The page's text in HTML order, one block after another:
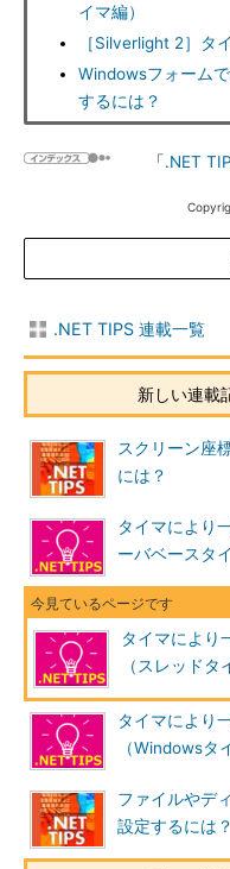
イマ編）
［Silverlight 2］タ
Windowsフォーム
するには？
「.NET
.NET TIPS 連載一覧
新しい連載
スクリーン座
には？
タイマにより
ーバベースタ
タイマにより
（スレッドタ
タイマにより
（Windowsタ
ファイルやデ
設定するには？